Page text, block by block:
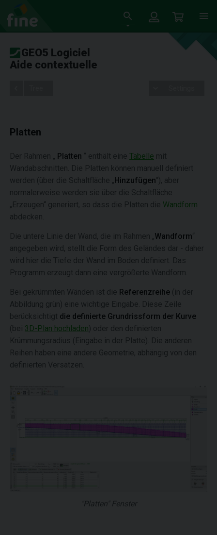
GEO5 Logiciel
Aide contextuelle
Platten
Der Rahmen „ Platten “ enthält eine Tabelle mit
Wandabschnitten. Die Platten können manuell definiert
werden (über die Schaltfläche „Hinzufügen“), aber
normalerweise werden sie über die Schaltfläche
„Erzeugen“ generiert, so dass die Platten die Wandform
abdecken.
Die untere Linie der Wand, die im Rahmen „Wandform“
angegeben wird, stellt die Form des Geländes dar - daher
wird hier die Tiefe der Wand im Boden definiert. Das
Programm erzeugt dann eine vergrößerte Wandform.
Bei gekrümmten Wänden ist die Referenzreihe (in der
Abbildung grün) eine wichtige Eingabe. Diese Zeile
berücksichtigt die definierte Grundrissform der Kurve
(bei 3D-Plan hochladen) oder den definierten
Krümmungsradius (Eingabe in der Platte). Die anderen
Reihen haben eine andere Geometrie, abhängig von den
definierten Versätzen.
"Platten" Fenster